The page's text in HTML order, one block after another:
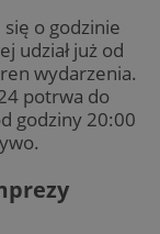
o godzinie
udział już od
wydarzenia.
potrwa do
godziny 20:00